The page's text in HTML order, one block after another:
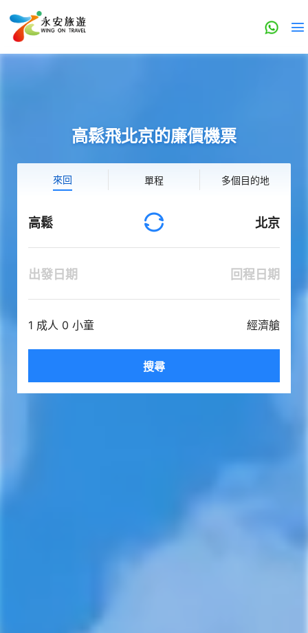
高鬆飛北京的廉價機票
來回 單程 多個目的地
高鬆 北京
出發日期 回程日期
1 成人 0 小童 經濟艙
搜尋